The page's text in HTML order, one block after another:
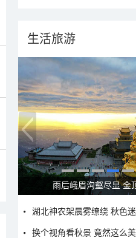
生活旅游
雨后峨眉沟壑尽显 金
湖北神农架晨雾缭绕 秋色
换个视角看秋景 竟然这么美